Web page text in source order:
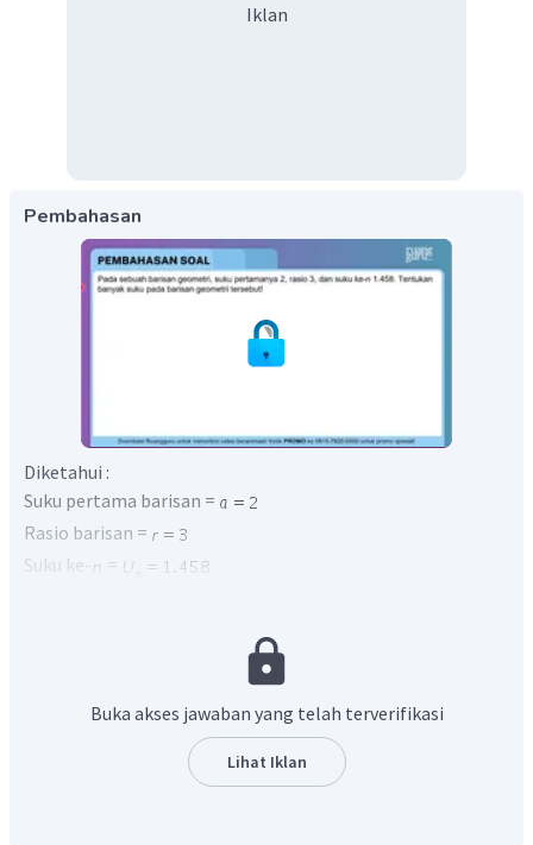
Iklan
Pembahasan
Diketahui :
Suku pertama barisan =
Rasio barisan =
Suku ke-
=
Buka akses jawaban yang telah terverifikasi
Lihat Iklan